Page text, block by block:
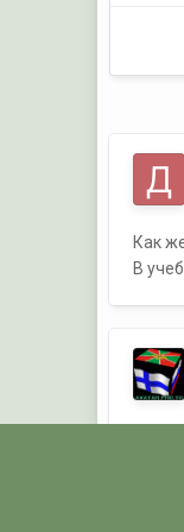
Как
В